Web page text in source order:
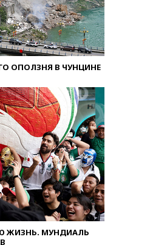
ОПОЛЗНЯ В ЧУНЦИНЕ
ЖИЗНЬ. МУНДИАЛЬ